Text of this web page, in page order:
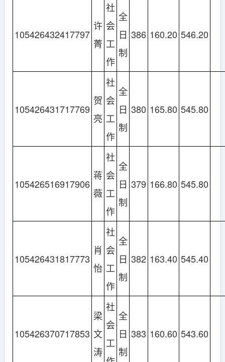
105426432417797
许
菁
社
会
工
作
全
日
制
386 160.20 546.20
105426431717769
贺
亮
社
会
工
作
全
日
制
380 165.80 545.80
105426516917906
蒋
薇
社
会
工
作
全
日
制
379 166.80 545.80
105426431817773
肖
怡
社
会
工
作
全
日
制
382 163.40 545.40
105426370717853
梁
文
涛
社
会
工
全
日
制
383 160.60 543.60